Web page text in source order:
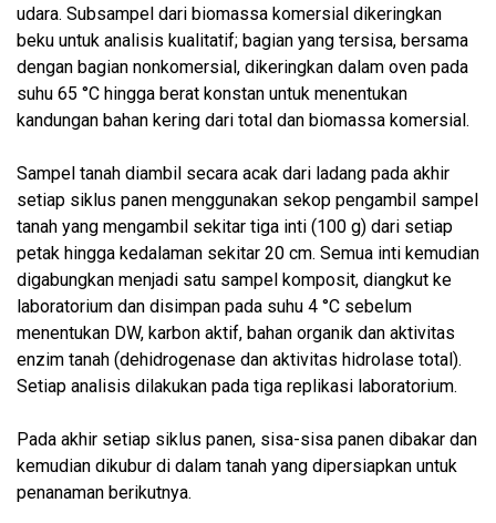
udara. Subsampel dari biomassa komersial dikeringkan
beku untuk analisis kualitatif; bagian yang tersisa, bersama
dengan bagian nonkomersial, dikeringkan dalam oven pada
suhu 65 °C hingga berat konstan untuk menentukan
kandungan bahan kering dari total dan biomassa komersial.
Sampel tanah diambil secara acak dari ladang pada akhir
setiap siklus panen menggunakan sekop pengambil sampel
tanah yang mengambil sekitar tiga inti (100 g) dari setiap
petak hingga kedalaman sekitar 20 cm. Semua inti kemudian
digabungkan menjadi satu sampel komposit, diangkut ke
laboratorium dan disimpan pada suhu 4 °C sebelum
menentukan DW, karbon aktif, bahan organik dan aktivitas
enzim tanah (dehidrogenase dan aktivitas hidrolase total).
Setiap analisis dilakukan pada tiga replikasi laboratorium.
Pada akhir setiap siklus panen, sisa-sisa panen dibakar dan
kemudian dikubur di dalam tanah yang dipersiapkan untuk
penanaman berikutnya.